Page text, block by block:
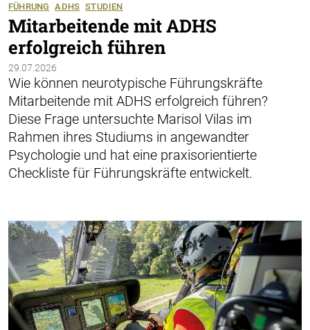
FÜHRUNG ADHS STUDIEN
Mitarbeitende mit ADHS
erfolgreich führen
29.07.2026
Wie können neurotypische Führungskräfte
Mitarbeitende mit ADHS erfolgreich führen?
Diese Frage untersuchte Marisol Vilas im
Rahmen ihres Studiums in angewandter
Psychologie und hat eine praxisorientierte
Checkliste für Führungskräfte entwickelt.